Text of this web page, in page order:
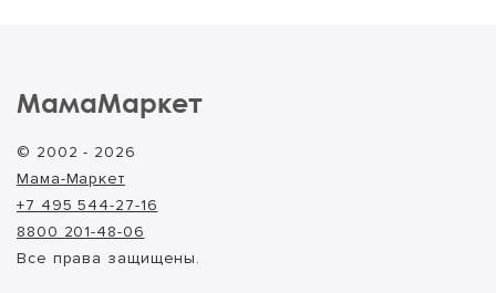
МамаМаркет
© 2002 - 2026
Мама-Маркет
+7 495 544-27-16
8800 201-48-06
Все права защищены.